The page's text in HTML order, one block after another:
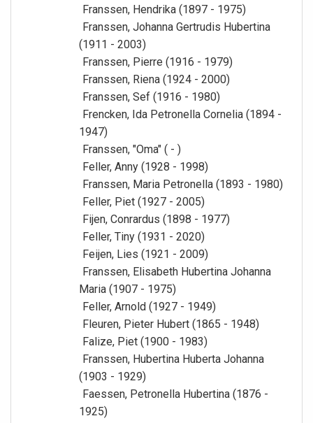
Franssen, Hendrika (1897 - 1975)
Franssen, Johanna Gertrudis Hubertina
(1911 - 2003)
Franssen, Pierre (1916 - 1979)
Franssen, Riena (1924 - 2000)
Franssen, Sef (1916 - 1980)
Frencken, Ida Petronella Cornelia (1894 -
1947)
Franssen, "Oma" ( - )
Feller, Anny (1928 - 1998)
Franssen, Maria Petronella (1893 - 1980)
Feller, Piet (1927 - 2005)
Fijen, Conrardus (1898 - 1977)
Feller, Tiny (1931 - 2020)
Feijen, Lies (1921 - 2009)
Franssen, Elisabeth Hubertina Johanna
Maria (1907 - 1975)
Feller, Arnold (1927 - 1949)
Fleuren, Pieter Hubert (1865 - 1948)
Falize, Piet (1900 - 1983)
Franssen, Hubertina Huberta Johanna
(1903 - 1929)
Faessen, Petronella Hubertina (1876 -
1925)